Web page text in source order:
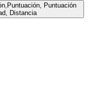
Puntuación
Distancia